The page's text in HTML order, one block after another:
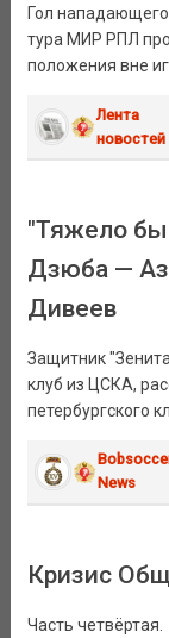
Гол
тура МИР РПЛ
положения вне
Лента
новостей
"Тяжело
Дзюба —
Дивеев
Защитник
клуб из ЦСКА,
петербургского
News
Кризис
Часть четвёртая.